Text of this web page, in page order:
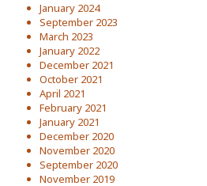
January 2024
September 2023
March 2023
January 2022
December 2021
October 2021
April 2021
February 2021
January 2021
December 2020
November 2020
September 2020
November 2019